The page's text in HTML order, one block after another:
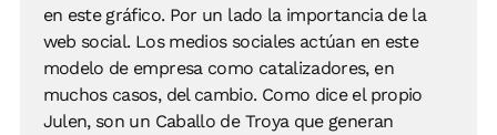
en este gráfico. Por un lado la importancia de la
web social. Los medios sociales actúan en este
modelo de empresa como catalizadores, en
muchos casos, del cambio. Como dice el propio
Julen, son un Caballo de Troya que generan